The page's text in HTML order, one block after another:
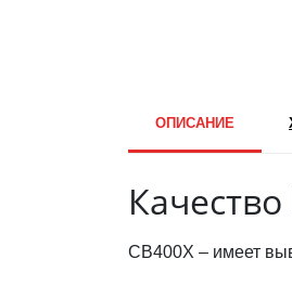
ОПИСАНИЕ
CB400X – имеет